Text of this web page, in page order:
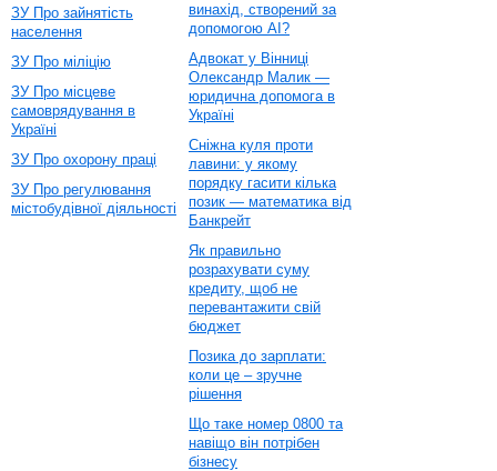
ЗУ Про зайнятість
населення
ЗУ Про міліцію
ЗУ Про місцеве
самоврядування в
Україні
ЗУ Про охорону праці
ЗУ Про регулювання
містобудівної діяльності
винахід, створений за
допомогою AI?
Адвокат у Вінниці
Олександр Малик —
юридична допомога в
Україні
Сніжна куля проти
лавини: у якому
порядку гасити кілька
позик — математика від
Банкрейт
Як правильно
розрахувати суму
кредиту, щоб не
перевантажити свій
бюджет
Позика до зарплати:
коли це – зручне
рішення
Що таке номер 0800 та
навіщо він потрібен
бізнесу